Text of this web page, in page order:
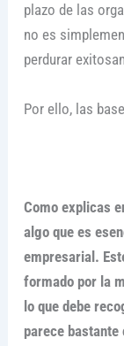
plazo de las
no es
perdurar
Por ello, las
Como explicas
algo que es
empresarial.
formado por la
lo que debe
parece bastante